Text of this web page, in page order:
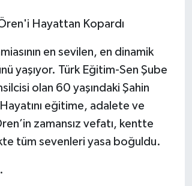
Ören'i Hayattan Kopardı
en sevilen, en dinamik
yaşıyor. Türk Eğitim-Sen Şube
olan 60 yaşındaki Şahin
eğitime, adalete ve
zamansız vefatı, kentte
tüm sevenleri yasa boğuldu.